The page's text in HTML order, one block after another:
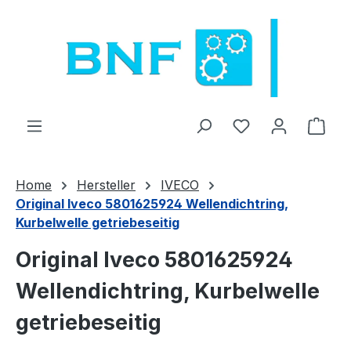
Du har 0 objekt
Home Hersteller
IVECO
Original Iveco 5801625924 Wellendichtring,
Kurbelwelle getriebeseitig
Original Iveco 5801625924
Wellendichtring, Kurbelwelle
getriebeseitig